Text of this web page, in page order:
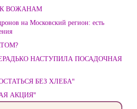
К ВОЖАНАМ
на Московский регион: есть
НАСТУПИЛА ПОСАДОЧНАЯ
БЕЗ ХЛЕБА"
АКЦИЯ"